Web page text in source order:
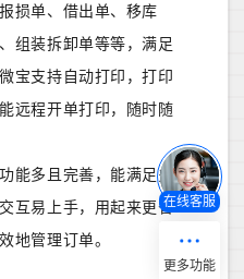
损单、借出单、移库
组装拆卸单等等，满足
宝支持自动打印，打印
远程开单打印，随时随
能多且完善，能满足多
互易上手，用起来更省
地管理订单。
在线客服